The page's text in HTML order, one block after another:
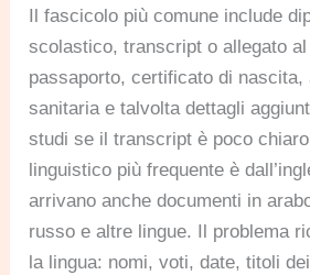
Il fascicolo più comune include
scolastico, transcript o allegato al
passaporto, certificato di nascita,
sanitaria e talvolta dettagli
studi se il transcript è poco
linguistico più frequente è
arrivano anche documenti in
russo e altre lingue. Il problema
la lingua: nomi, voti, date, titoli